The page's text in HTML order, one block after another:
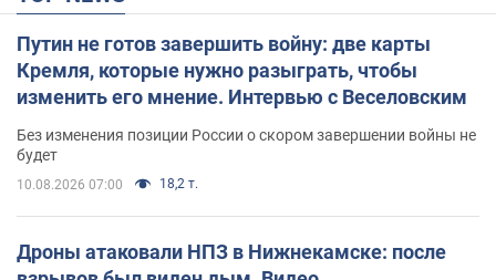
Путин не готов завершить войну: две карты
Кремля, которые нужно разыграть, чтобы
изменить его мнение. Интервью с Веселовским
Без изменения позиции России о скором завершении войны не
будет
10.08.2026 07:00 18,2 т.
Дроны атаковали НПЗ в Нижнекамске: после